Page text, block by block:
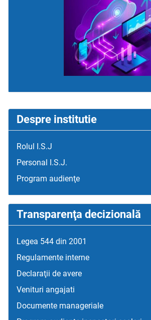
Despre institutie
Rolul I.S.J
Personal I.S.J.
Program audienţe
Transparenţa decizională
Legea 544 din 2001
Regulamente interne
Declaraţii de avere
Venituri angajati
Documente manageriale